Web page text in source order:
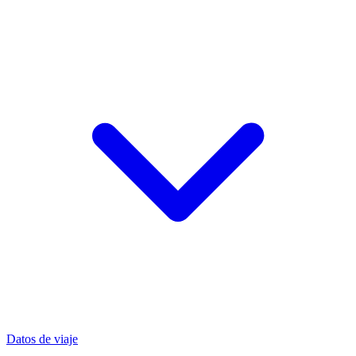
Datos de viaje